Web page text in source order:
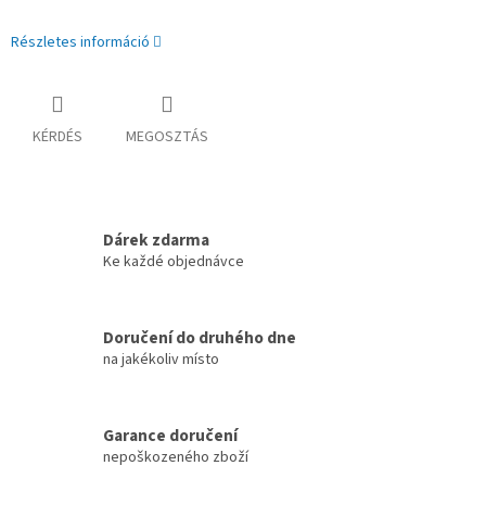
Részletes információ
KÉRDÉS MEGOSZTÁS
Dárek zdarma
Ke každé objednávce
Doručení do druhého dne
na jakékoliv místo
Garance doručení
nepoškozeného zboží